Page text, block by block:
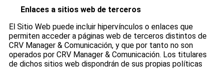
Enlaces a sitios web de terceros
El Sitio Web puede incluir hipervínculos o enlaces que
permiten acceder a páginas web de terceros distintos de
CRV Manager & Comunicación, y que por tanto no son
operados por CRV Manager & Comunicación. Los titulares
de dichos sitios web dispondrán de sus propias políticas